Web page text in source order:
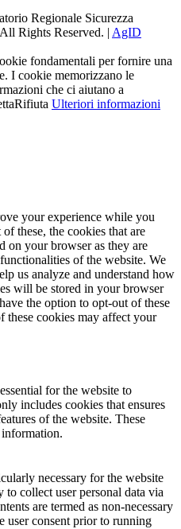
Regionale Sicurezza
Rights Reserved. | AgID
fondamentali per fornire una
I cookie memorizzano le
che ci aiutano a
Rifiuta Ulteriori informazioni
your experience while you
these, the cookies that are
on your browser as they are
of the website. We
us analyze and understand how
will be stored in your browser
the option to opt-out of these
these cookies may affect your
for the website to
includes cookies that ensures
of the website. These
necessary for the website
collect user personal data via
are termed as non-necessary
user consent prior to running